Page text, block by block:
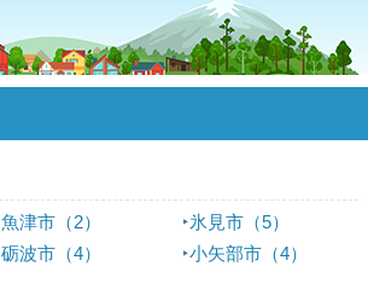
魚津市（2）
氷見市（5）
砺波市（4）
小矢部市（4）